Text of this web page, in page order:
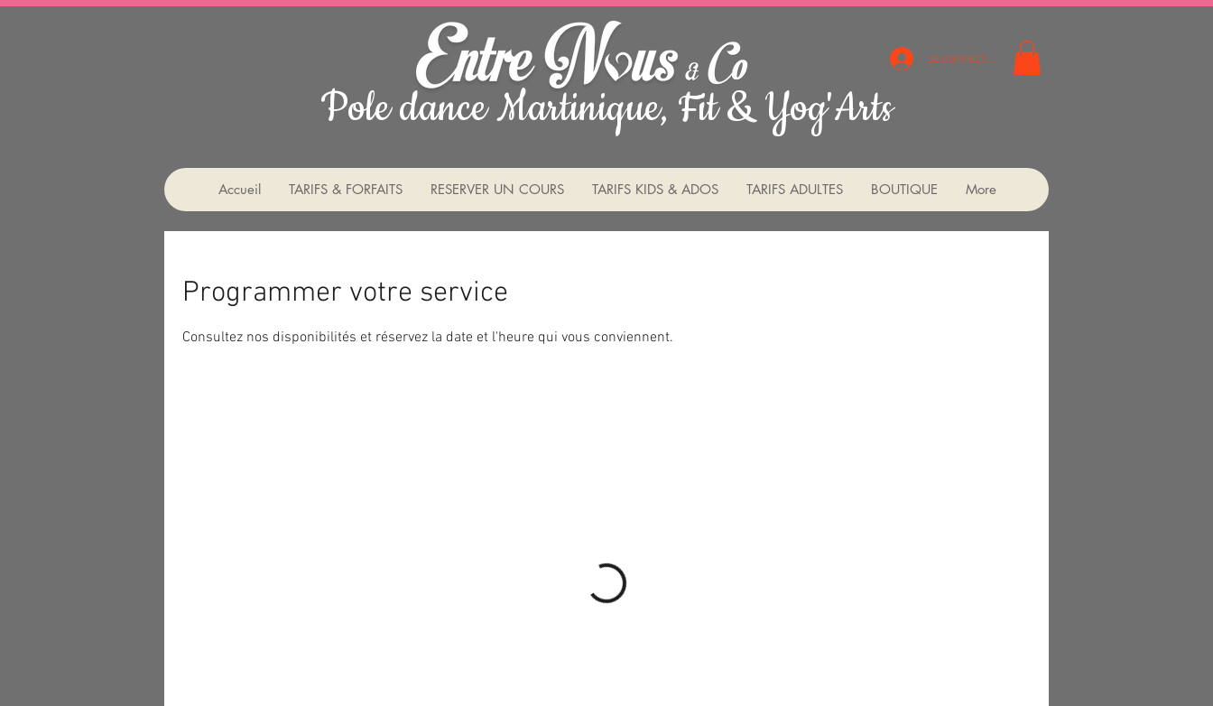
Pole dance Martinique, Fit & Yog'Arts
se connecter
Accueil TARIFS & FORFAITS RESERVER UN COURS TARIFS KIDS & ADOS TARIFS ADULTES BOUTIQUE More
Programmer votre service
Consultez nos disponibilités et réservez la date et l'heure qui vous conviennent.